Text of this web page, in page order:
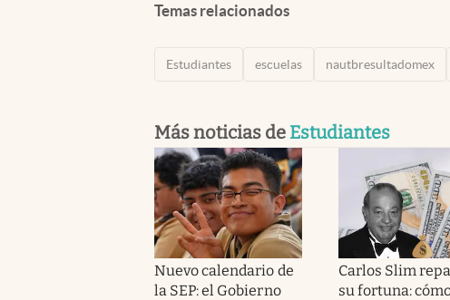
Temas relacionados
Estudiantes escuelas nautbresultadomex
Más noticias de Estudiantes
Nuevo calendario de
la SEP: el Gobierno
Carlos Slim
su fortuna: